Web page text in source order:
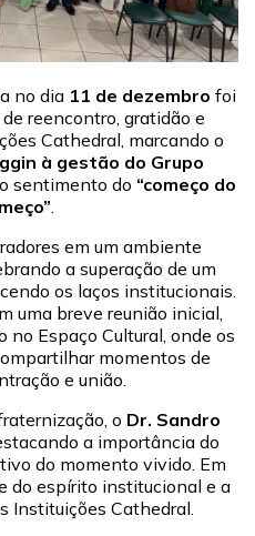
no dia 11 de dezembro foi
reencontro, gratidão e
Cathedral, marcando o
à gestão do Grupo
sentimento do “começo do
.
em um ambiente
a superação de um
os laços institucionais.
uma breve reunião inicial,
no Espaço Cultural, onde os
momentos de
e união.
o Dr. Sandro
a importância do
do momento vivido. Em
do espírito institucional e a
Instituições Cathedral.